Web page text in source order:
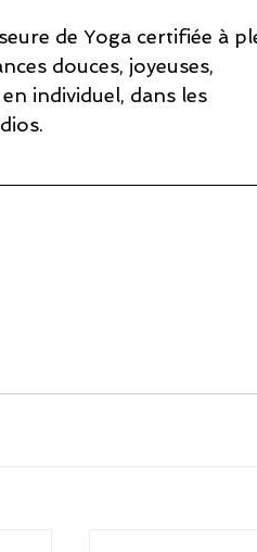
de Yoga certifiée à
douces, joyeuses,
individuel, dans les